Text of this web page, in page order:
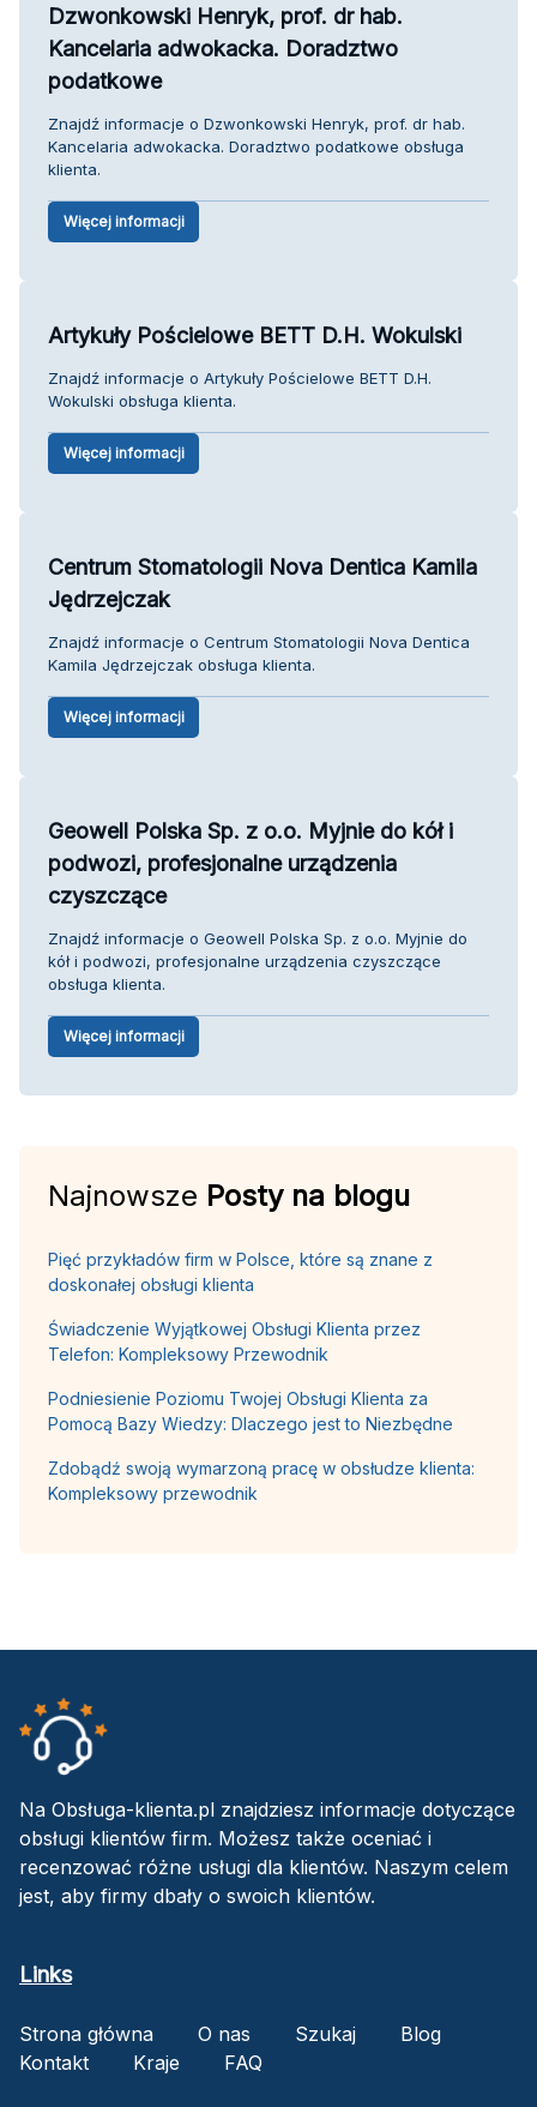
Dzwonkowski Henryk, prof. dr hab.
Kancelaria adwokacka. Doradztwo
podatkowe
Znajdź informacje o Dzwonkowski Henryk, prof. dr hab.
Kancelaria adwokacka. Doradztwo podatkowe obsługa
klienta.
Więcej informacji
Artykuły Pościelowe BETT D.H. Wokulski
Znajdź informacje o Artykuły Pościelowe BETT D.H.
Wokulski obsługa klienta.
Więcej informacji
Centrum Stomatologii Nova Dentica Kamila
Jędrzejczak
Znajdź informacje o Centrum Stomatologii Nova Dentica
Kamila Jędrzejczak obsługa klienta.
Więcej informacji
Geowell Polska Sp. z o.o. Myjnie do kół i
podwozi, profesjonalne urządzenia
czyszczące
Znajdź informacje o Geowell Polska Sp. z o.o. Myjnie do
kół i podwozi, profesjonalne urządzenia czyszczące
obsługa klienta.
Więcej informacji
Najnowsze Posty na blogu
Pięć przykładów firm w Polsce, które są znane z
doskonałej obsługi klienta
Świadczenie Wyjątkowej Obsługi Klienta przez
Telefon: Kompleksowy Przewodnik
Podniesienie Poziomu Twojej Obsługi Klienta za
Pomocą Bazy Wiedzy: Dlaczego jest to Niezbędne
Zdobądź swoją wymarzoną pracę w obsłudze klienta:
Kompleksowy przewodnik
Na Obsługa-klienta.pl znajdziesz informacje dotyczące
obsługi klientów firm. Możesz także oceniać i
recenzować różne usługi dla klientów. Naszym celem
jest, aby firmy dbały o swoich klientów.
Links
Strona główna O nas Szukaj
Blog
Kontakt
Kraje FAQ